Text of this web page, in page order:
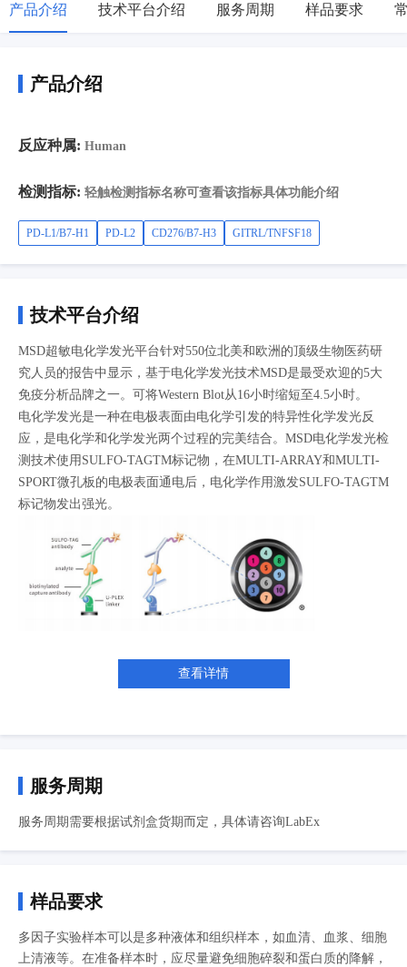
产品介绍 技术平台介绍 服务周期 样品要求
产品介绍
反应种属: Human
检测指标: 轻触检测指标名称可查看该指标具体功能介绍
PD-L1/B7-H1 PD-L2 CD276/B7-H3 GITRL/TNFSF18
技术平台介绍
MSD超敏电化学发光平台针对550位北美和欧洲的顶级生物医药研
究人员的报告中显示，基于电化学发光技术MSD是最受欢迎的5大
免疫分析品牌之一。可将Western Blot从16小时缩短至4.5小时。
电化学发光是一种在电极表面由电化学引发的特异性化学发光反
应，是电化学和化学发光两个过程的完美结合。MSD电化学发光检
测技术使用SULFO-TAGTM标记物，在MULTI-ARRAY和MULTI-
SPORT微孔板的电极表面通电后，电化学作用激发SULFO-TAGTM
标记物发出强光。
查看详情
服务周期
服务周期需要根据试剂盒货期而定，具体请咨询LabEx
样品要求
多因子实验样本可以是多种液体和组织样本，如血清、血浆、细胞
上清液等。在准备样本时，应尽量避免细胞碎裂和蛋白质的降解，